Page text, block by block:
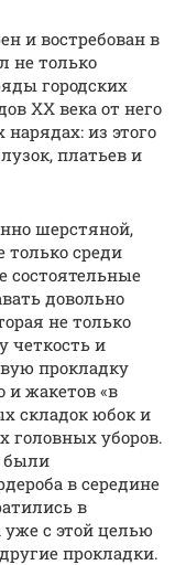
и востребован в
не только
городских
ХХ века от него
из этого
платьев и
шерстяной,
только среди
состоятельные
довольно
не только
четкость и
прокладку
и жакетов «в
складок юбок и
головных уборов.
были
в середине
в
уже с этой целью
прокладки.